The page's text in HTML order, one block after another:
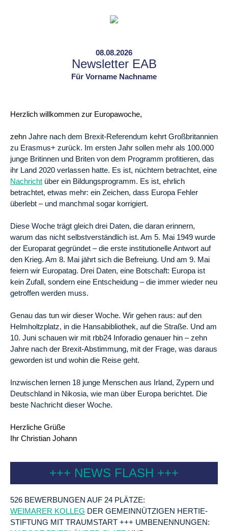
08.08.2026
Newsletter EAB
Für Vorname Nachname
Herzlich willkommen zur Europawoche,
zehn Jahre nach dem Brexit-Referendum kehrt Großbritannien
zu Erasmus+ zurück. Im ersten Jahr sollen mehr als 100.000
junge Britinnen und Briten von dem Programm profitieren, das
ihr Land 2020 verlassen hatte. Es ist, nüchtern betrachtet, eine
Nachricht über ein Bildungsprogramm. Es ist, ehrlich
betrachtet, etwas mehr: ein Zeichen, dass Europa Fehler
überlebt – und manchmal sogar korrigiert.
Diese Woche trägt gleich drei Daten, die daran erinnern,
warum das nicht selbstverständlich ist. Am 5. Mai 1949 wurde
der Europarat gegründet – die erste institutionelle Antwort auf
den Krieg. Am 8. Mai jährt sich die Befreiung. Und am 9. Mai
feiern wir Europatag. Drei Daten, eine Botschaft: Europa ist
kein Zufall, sondern eine Entscheidung – die immer wieder neu
getroffen werden muss.
Genau das tun wir dieser Woche. Wir gehen raus: auf den
Helmholtzplatz, in die Hansabibliothek, auf die Straße. Und am
10. Juni schauen wir mit rbb24 Inforadio genauer hin – zehn
Jahre nach der Brexit-Abstimmung, mit der Frage, was daraus
geworden ist und wohin die Reise geht.
Inzwischen lernen 18 junge Menschen aus Irland, Zypern und
Deutschland in Nikosia, wie man über Europa berichtet. Die
beste Nachricht dieser Woche.
Herzliche Grüße
Ihr Christian Johann
+++ NEWS FLASH +++
526 BEWERBUNGEN AUF 24 PLÄTZE:
WEIMARER KOLLEG DER GEMEINNÜTZIGEN HERTIE-
STIFTUNG MIT TRAUMSTART +++ UMBENENNUNGEN: